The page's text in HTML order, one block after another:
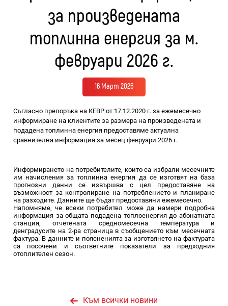
за произведената
топлинна енергия за м.
февруари 2026 г.
16 Март 2026
Съгласно препоръка на КЕВР от 17.12.2020 г. за ежемесечно
информиране на клиентите за размера на произведената и
подадена топлинна енергия предоставяме актуална
сравнителна информация за месец февруари 2026 г.
Информирането на потребителите, които са избрали месечните
им начисления за топлинна енергия да се изготвят на база
прогнозни данни се извършва с цел предоставяне на
възможност за контролиране на потреблението и планиране
на разходите. Данните ще бъдат предоставяни ежемесечно.
Напомняме, че всеки потребител може да намери подробна
информация за общата подадена топлоенергия до абонатната
станция, отчетената средномесечна температура и
денградусите на 2-ра страница в съобщението към месечната
фактура. В данните и поясненията за изготвянето на фактурата
са посочени и съответните показатели за предходния
отоплителен сезон.
Към всички новини